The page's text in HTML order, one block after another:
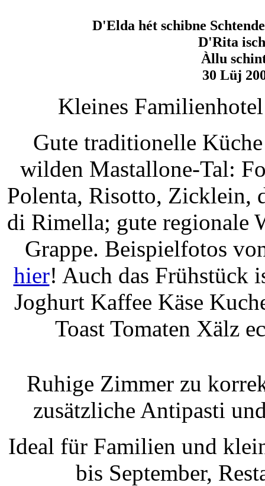
D'Elda hét schibne
D'Rita
Àllu
30 Lüj
Kleines
Gute traditionelle
wilden Mastallone-Tal:
Polenta, Risotto, Zicklein,
di Rimella; gute regionale
Grappe. Beispielfotos
hier! Auch das Frühstück
Joghurt Kaffee Käse
Toast Tomaten Xälz
Ruhige Zimmer zu
zusätzliche Antipasti
Ideal für Familien und
bis September,